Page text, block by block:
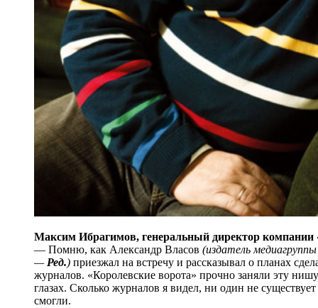
Максим Ибрагимов, генеральный директор
— Помню, как Александр Власов (издатель
— Ред.) приезжал на встречу и рассказывал о планах
журналов. «Королевские ворота» прочно заняли эту
глазах. Сколько журналов я видел, ни один не
смогли.